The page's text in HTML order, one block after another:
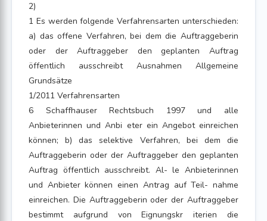
2)
1 Es werden folgende Verfahrensarten unterschieden:
a) das offene Verfahren, bei dem die Auftraggeberin
oder der Auftraggeber den geplanten Auftrag
öffentlich ausschreibt Ausnahmen Allgemeine
Grundsätze
1/2011 Verfahrensarten
6 Schaffhauser Rechtsbuch 1997 und alle
Anbieterinnen und Anbi eter ein Angebot einreichen
können; b) das selektive Verfahren, bei dem die
Auftraggeberin oder der Auftraggeber den geplanten
Auftrag öffentlich ausschreibt. Al- le Anbieterinnen
und Anbieter können einen Antrag auf Teil- nahme
einreichen. Die Auftraggeberin oder der Auftraggeber
bestimmt aufgrund von Eignungskr iterien die